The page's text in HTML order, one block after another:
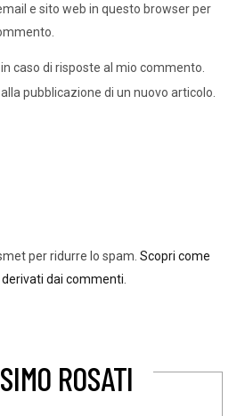
e sito web in questo browser per
caso di risposte al mio commento.
pubblicazione di un nuovo articolo.
per ridurre lo spam. Scopri come
dai commenti
ROSATI